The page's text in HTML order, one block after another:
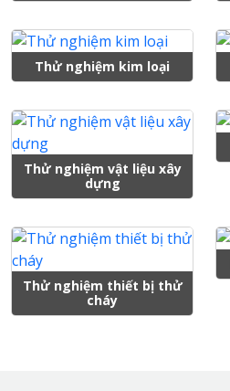
Thử nghiệm kim loại
Thử nghiệm vật liệu xây
dựng
Thử nghiệm thiết bị thử
cháy